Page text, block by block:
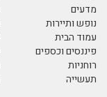
מדעים
נופש ותיירות
עמוד הבית
פיננסים וכספים
רוחניות
תעשייה